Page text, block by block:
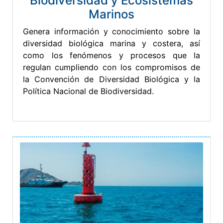
Marinos
Genera información y conocimiento sobre la
diversidad biológica marina y costera, así
como los fenómenos y procesos que la
regulan cumpliendo con los compromisos de
la Convención de Diversidad Biológica y la
Política Nacional de Biodiversidad.